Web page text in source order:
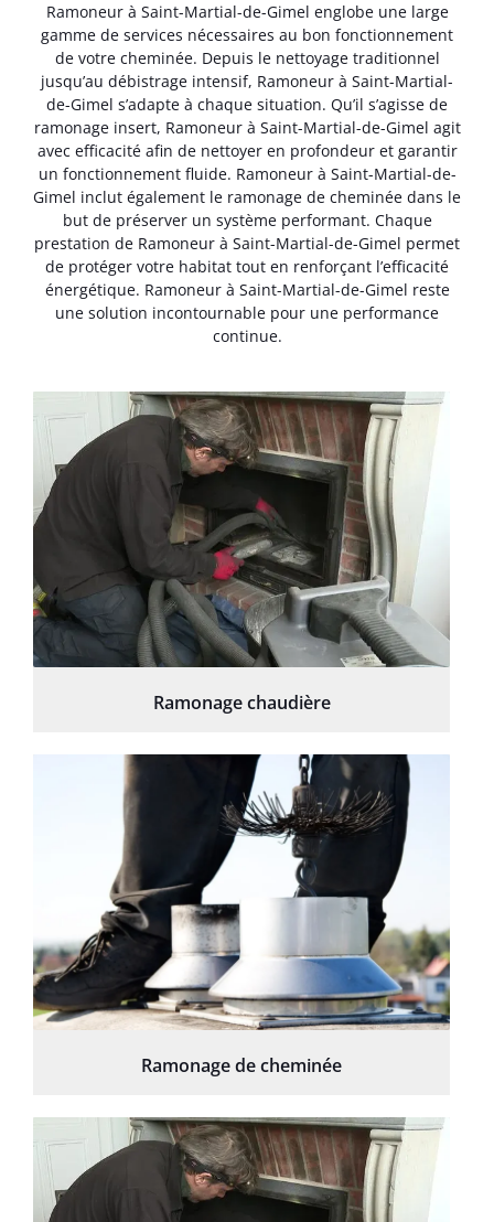
Ramoneur à Saint-Martial-de-Gimel englobe une large
gamme de services nécessaires au bon fonctionnement
de votre cheminée. Depuis le nettoyage traditionnel
jusqu’au débistrage intensif, Ramoneur à Saint-Martial-
de-Gimel s’adapte à chaque situation. Qu’il s’agisse de
ramonage insert, Ramoneur à Saint-Martial-de-Gimel agit
avec efficacité afin de nettoyer en profondeur et garantir
un fonctionnement fluide. Ramoneur à Saint-Martial-de-
Gimel inclut également le ramonage de cheminée dans le
but de préserver un système performant. Chaque
prestation de Ramoneur à Saint-Martial-de-Gimel permet
de protéger votre habitat tout en renforçant l’efficacité
énergétique. Ramoneur à Saint-Martial-de-Gimel reste
une solution incontournable pour une performance
continue.
Ramonage chaudière
Ramonage de cheminée